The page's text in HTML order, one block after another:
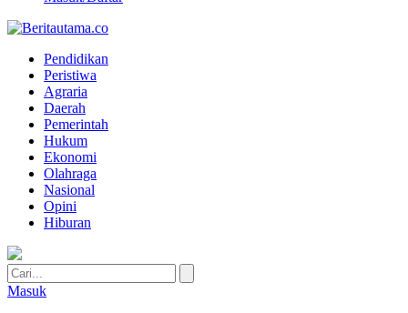
Pendidikan
Peristiwa
Agraria
Daerah
Pemerintah
Hukum
Ekonomi
Olahraga
Nasional
Opini
Hiburan
Masuk